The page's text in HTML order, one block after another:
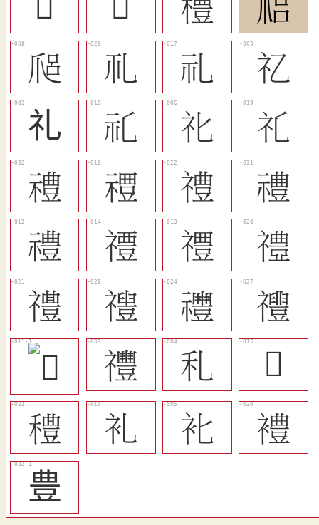
𤔑
󴆞 󴆕
𥘆
礼
󴆖 𥘍
󴆗
󴆣
󴆔 󴆚
󴆢
󴆑
󴆓 󴆒
󴆘
󴆙
󴆠 󴆜
󴆟
󴆌
󴆍
𥝓
󴆛
󴆐 󴆎
󴆡
豊